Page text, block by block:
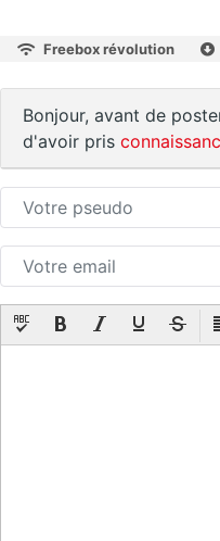
Freebox révolution
Bonjour, avant de
d'avoir pris